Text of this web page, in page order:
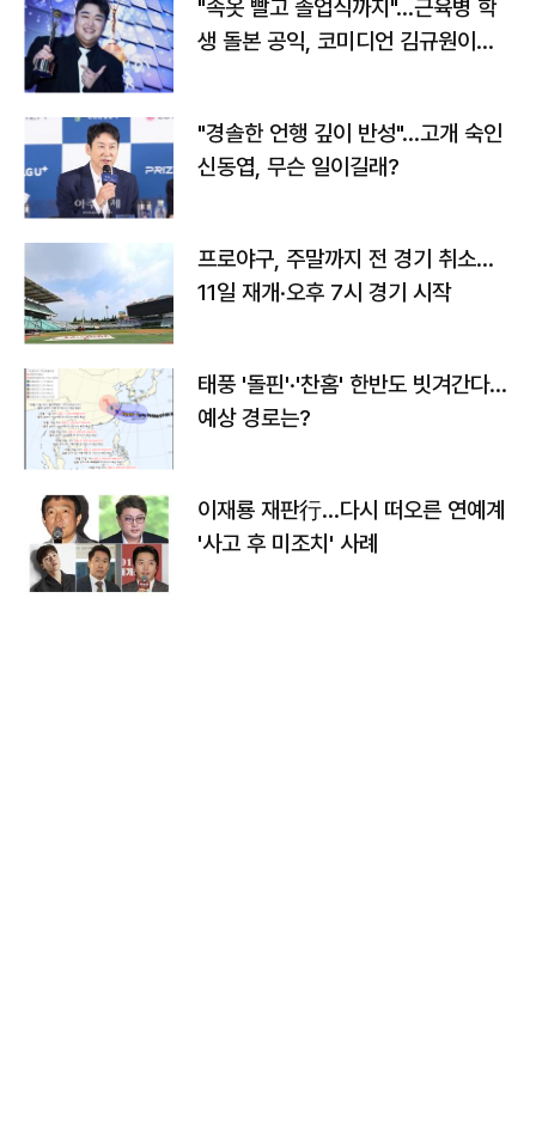
"속옷 빨고 졸업식까지"…근육병 학
생 돌본 공익, 코미디언 김규원이었
"경솔한 언행 깊이 반성"…고개 숙인
신동엽, 무슨 일이길래?
프로야구, 주말까지 전 경기 취소…
11일 재개·오후 7시 경기 시작
태풍 '돌핀'·'찬홈' 한반도 빗겨간다…
예상 경로는?
이재룡 재판行…다시 떠오른 연예계
'사고 후 미조치' 사례